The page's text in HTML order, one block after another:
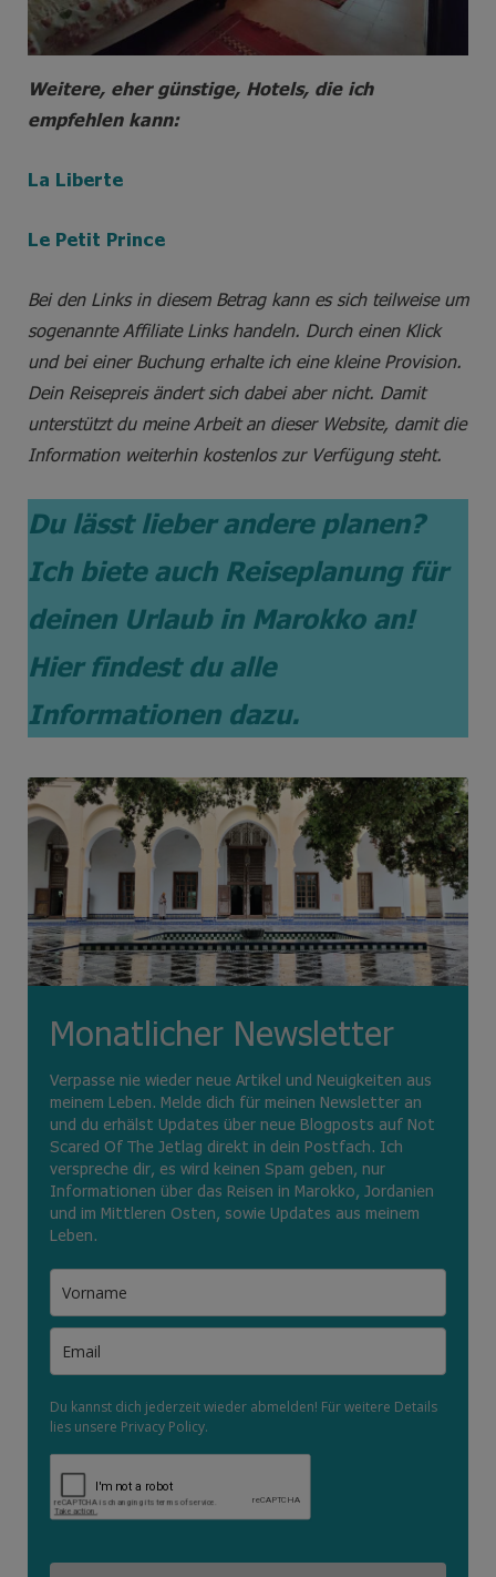
Weitere, eher günstige, Hotels, die ich
empfehlen kann:
La Liberte
Le Petit Prince
Bei den Links in diesem Betrag kann es sich teilweise um
sogenannte Affiliate Links handeln. Durch einen Klick
und bei einer Buchung erhalte ich eine kleine Provision.
Dein Reisepreis ändert sich dabei aber nicht. Damit
unterstützt du meine Arbeit an dieser Website, damit die
Information weiterhin kostenlos zur Verfügung steht.
Du lässt lieber andere planen?
Ich biete auch Reiseplanung für
deinen Urlaub in Marokko an!
Hier findest du alle
Informationen dazu.
Monatlicher Newsletter
Verpasse nie wieder neue Artikel und Neuigkeiten aus
meinem Leben. Melde dich für meinen Newsletter an
und du erhälst Updates über neue Blogposts auf Not
Scared Of The Jetlag direkt in dein Postfach. Ich
verspreche dir, es wird keinen Spam geben, nur
Informationen über das Reisen in Marokko, Jordanien
und im Mittleren Osten, sowie Updates aus meinem
Leben.
Du kannst dich jederzeit wieder abmelden! Für weitere Details
lies unsere Privacy Policy.